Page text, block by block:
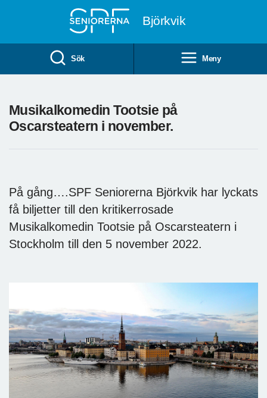
Björkvik
Sök Meny
Musikalkomedin Tootsie på
Oscarsteatern i november.
På gång….SPF Seniorerna Björkvik har lyckats
få biljetter till den kritikerrosade
Musikalkomedin Tootsie på Oscarsteatern i
Stockholm till den 5 november 2022.